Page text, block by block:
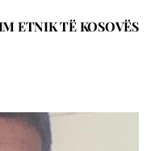
ETNIK TË KOSOVËS